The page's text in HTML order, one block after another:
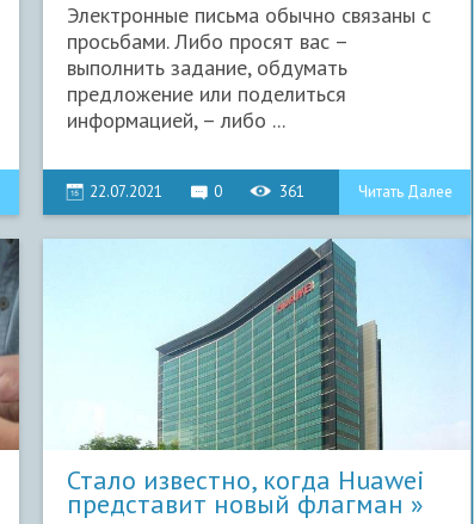
Электронные письма обычно связаны с
просьбами. Либо просят вас –
выполнить задание, обдумать
предложение или поделиться
информацией, – либо ...
22.07.2021 0 361 Читать Далее
Стало известно, когда Huawei
представит новый флагман